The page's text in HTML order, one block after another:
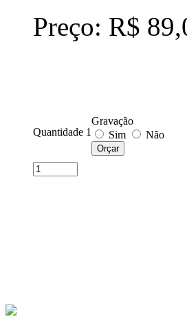
Preço: R$
Quantidade 1
Gravação
Sim
Não